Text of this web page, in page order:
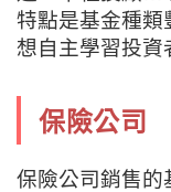
特點是基金種類
想自主學習投資
保險公司
保險公司銷售的